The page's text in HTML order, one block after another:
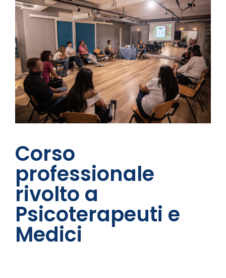
Corso
professionale
rivolto a
Psicoterapeuti e
Medici